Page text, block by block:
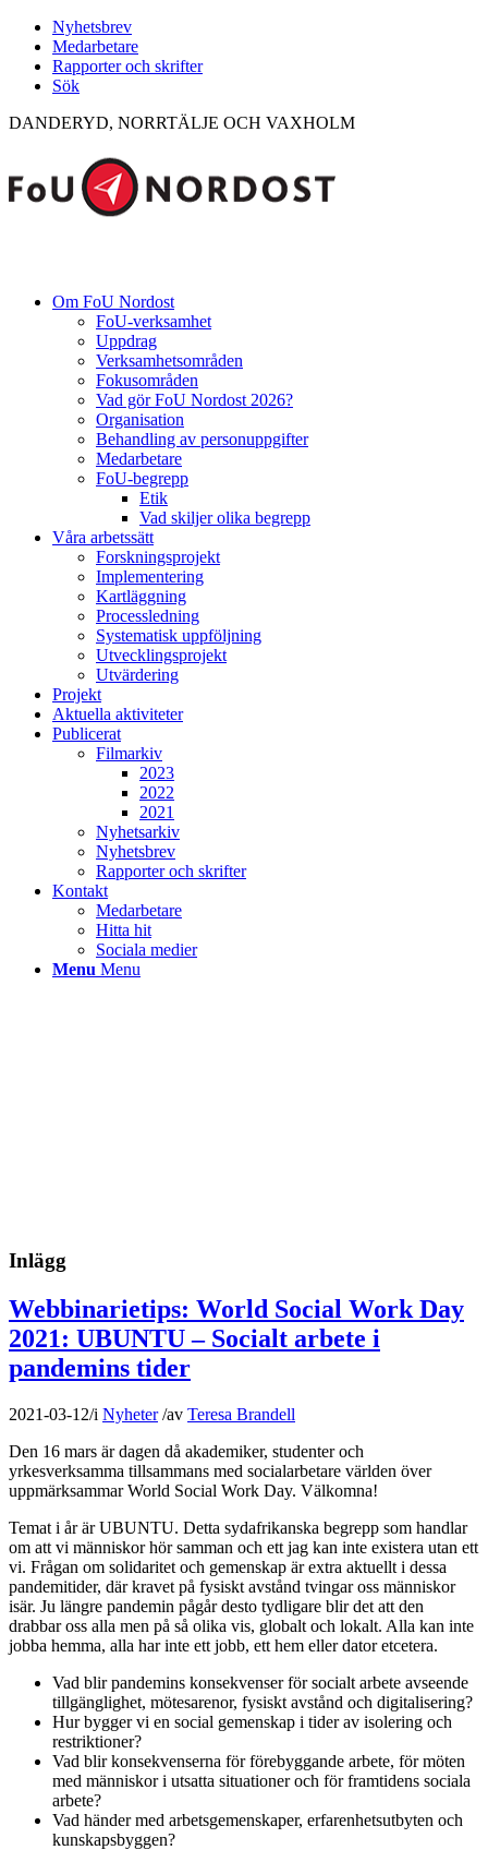
Nyhetsbrev
Medarbetare
Rapporter och skrifter
Sök
DANDERYD, NORRTÄLJE OCH VAXHOLM
Om FoU Nordost
FoU-verksamhet
Uppdrag
Verksamhetsområden
Fokusområden
Vad gör FoU Nordost 2026?
Organisation
Behandling av personuppgifter
Medarbetare
FoU-begrepp
Etik
Vad skiljer olika begrepp
Våra arbetssätt
Forskningsprojekt
Implementering
Kartläggning
Processledning
Systematisk uppföljning
Utvecklingsprojekt
Utvärdering
Projekt
Aktuella aktiviteter
Publicerat
Filmarkiv
2023
2022
2021
Nyhetsarkiv
Nyhetsbrev
Rapporter och skrifter
Kontakt
Medarbetare
Hitta hit
Sociala medier
Menu Menu
Inlägg
Webbinarietips: World Social Work Day
2021: UBUNTU – Socialt arbete i
pandemins tider
2021-03-12/i Nyheter /av Teresa Brandell
Den 16 mars är dagen då akademiker, studenter och
yrkesverksamma tillsammans med socialarbetare världen över
uppmärksammar World Social Work Day. Välkomna!
Temat i år är UBUNTU. Detta sydafrikanska begrepp som handlar
om att vi människor hör samman och ett jag kan inte existera utan ett
vi. Frågan om solidaritet och gemenskap är extra aktuellt i dessa
pandemitider, där kravet på fysiskt avstånd tvingar oss människor
isär. Ju längre pandemin pågår desto tydligare blir det att den
drabbar oss alla men på så olika vis, globalt och lokalt. Alla kan inte
jobba hemma, alla har inte ett jobb, ett hem eller dator etcetera.
Vad blir pandemins konsekvenser för socialt arbete avseende
tillgänglighet, mötesarenor, fysiskt avstånd och digitalisering?
Hur bygger vi en social gemenskap i tider av isolering och
restriktioner?
Vad blir konsekvenserna för förebyggande arbete, för möten
med människor i utsatta situationer och för framtidens sociala
arbete?
Vad händer med arbetsgemenskaper, erfarenhetsutbyten och
kunskapsbyggen?